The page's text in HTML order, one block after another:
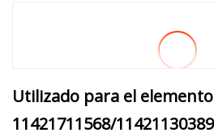
Utilizado para el
11421711568/